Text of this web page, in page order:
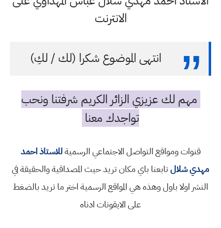
الانترنت
انتهى الموضوع شكرا (لك / لكِ)
مهم لك عزيزي الزائر الكريم شرفتنا ونحب
تواجدك معنا
قنوات ومواقع التواصل الاجتماعي الرسميةللاستاذ احمد
مهدي شلالتابعنا باي مكان تريد حيث المصداقية والحقيقة في
النشر اولا باول وهذه هي المواقع الرسمية اختر ما تريد بالضغط
على الايقونات ادناه